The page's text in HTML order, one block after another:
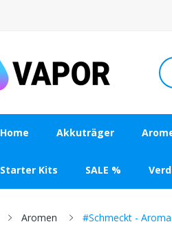
Home Akkuträger
Starter Kits SALE %
Aromen #Schmeckt -